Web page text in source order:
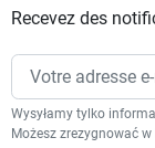
Recevez des
Wysyłamy tylko
Możesz zrezygnować